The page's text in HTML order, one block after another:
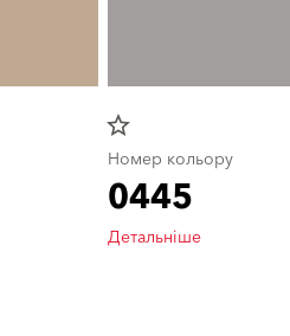
star_border
Номер кольору
0445
Детальніше